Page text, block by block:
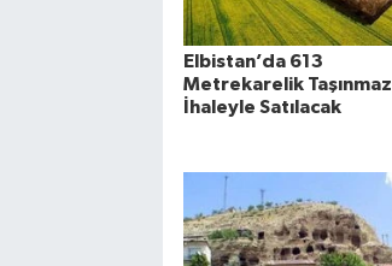
Elbistan’da 613
Metrekarelik Taşınmaz
İhaleyle Satılacak